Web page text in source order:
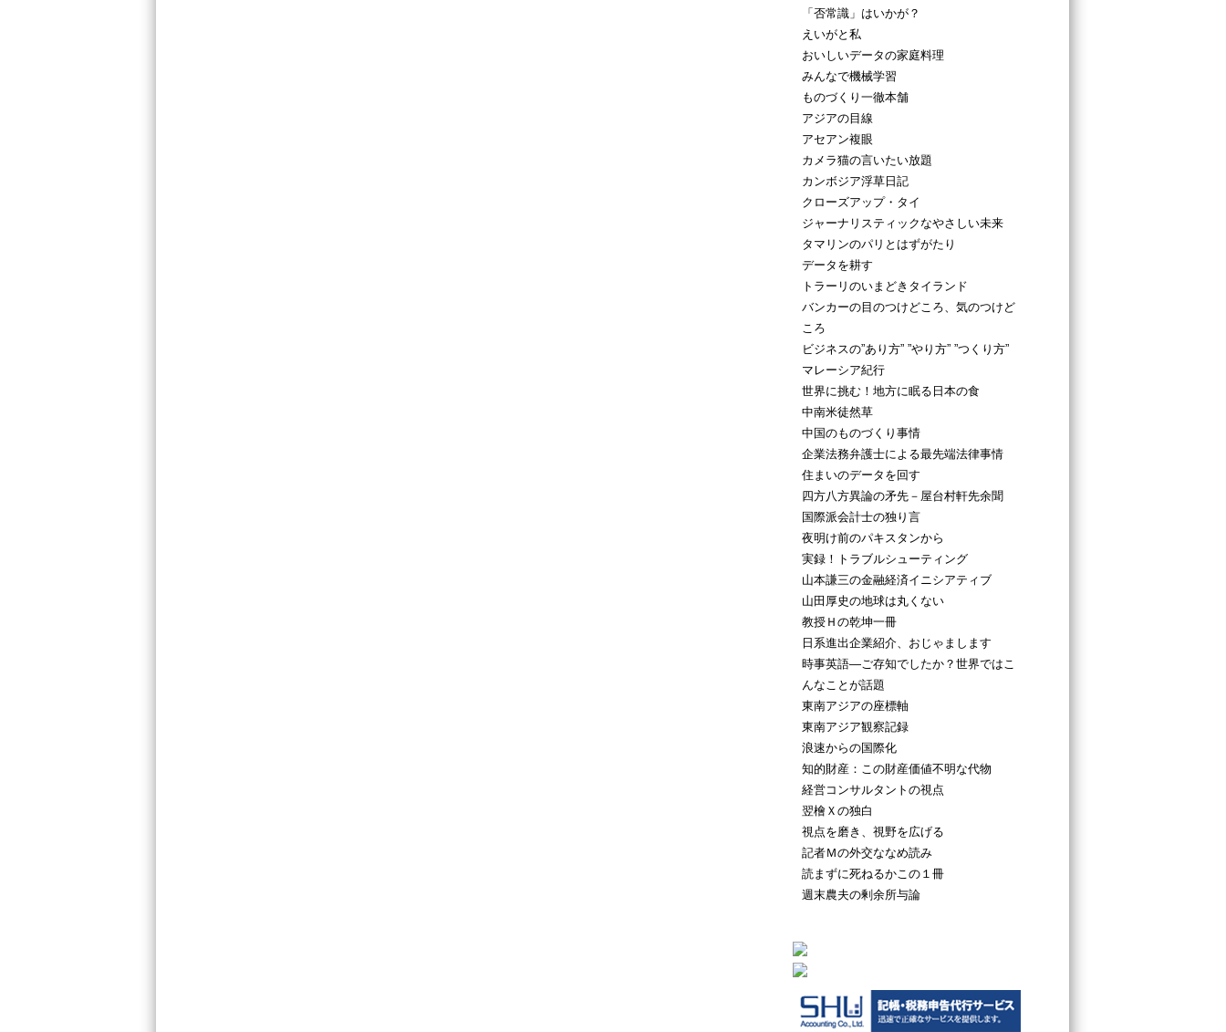
「否常識」はいかが？
えいがと私
おいしいデータの家庭料理
みんなで機械学習
ものづくり一徹本舗
アジアの目線
アセアン複眼
カメラ猫の言いたい放題
カンボジア浮草日記
クローズアップ・タイ
ジャーナリスティックなやさしい未来
タマリンのパリとはずがたり
データを耕す
トラーリのいまどきタイランド
バンカーの目のつけどころ、気のつけど
ころ
ビジネスの”あり方” ”やり方” ”つくり方”
マレーシア紀行
世界に挑む！地方に眠る日本の食
中南米徒然草
中国のものづくり事情
企業法務弁護士による最先端法律事情
住まいのデータを回す
四方八方異論の矛先－屋台村軒先余聞
国際派会計士の独り言
夜明け前のパキスタンから
実録！トラブルシューティング
山本謙三の金融経済イニシアティブ
山田厚史の地球は丸くない
教授Ｈの乾坤一冊
日系進出企業紹介、おじゃまします
時事英語―ご存知でしたか？世界ではこ
んなことが話題
東南アジアの座標軸
東南アジア観察記録
浪速からの国際化
知的財産：この財産価値不明な代物
経営コンサルタントの視点
翌檜Ｘの独白
視点を磨き、視野を広げる
記者Ｍの外交ななめ読み
読まずに死ねるかこの１冊
週末農夫の剰余所与論